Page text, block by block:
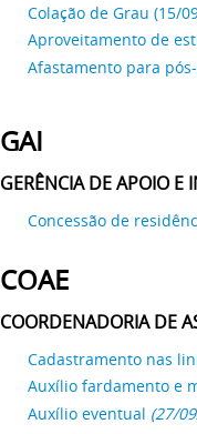
Colação de Grau (15/
Aproveitamento de
Afastamento para
GAI
GERÊNCIA DE APOIO E
Concessão de
COAE
COORDENADORIADE
Cadastramento nas
Auxílio fardamento e
Auxílio eventual (27/